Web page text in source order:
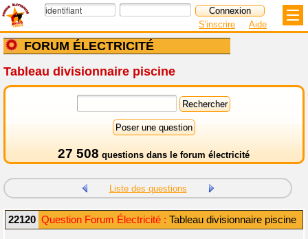
FORUM ÉLECTRICITÉ
S'inscrire Aide
Tableau divisionnaire piscine
27 508 questions dans le forum électricité
Liste des questions
22120 Question Forum Électricité : Tableau divisionnaire piscine